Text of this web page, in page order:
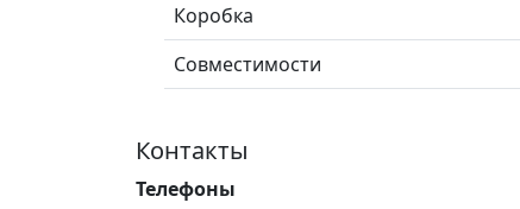
Коробка
Совместимости
Контакты
Телефоны